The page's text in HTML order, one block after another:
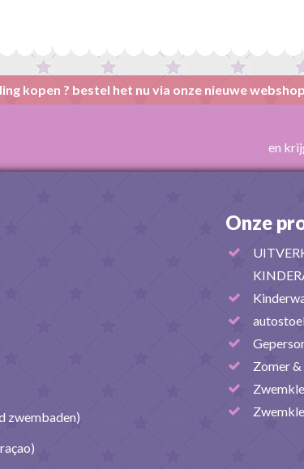
kopen ? bestel het nu via onze nieuwe
en
zwembaden)
Onze
Zomer